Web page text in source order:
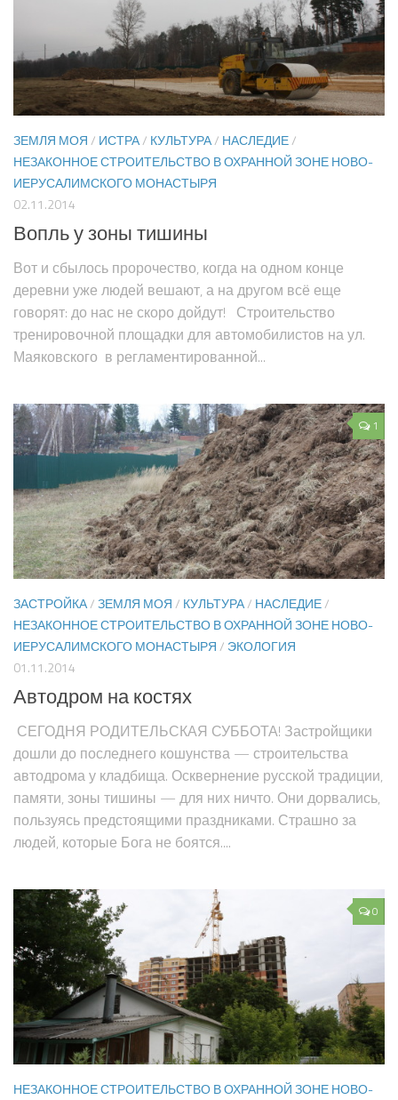
ЗЕМЛЯ МОЯ/ ИСТРА/ КУЛЬТУРА/ НАСЛЕДИЕ/
НЕЗАКОННОЕ СТРОИТЕЛЬСТВО В ОХРАННОЙ ЗОНЕ НОВО-
ИЕРУСАЛИМСКОГО МОНАСТЫРЯ
02.11.2014
Вопль у зоны тишины
Вот и сбылось пророчество, когда на одном конце
деревни уже людей вешают, а на другом всё еще
говорят: до нас не скоро дойдут! Строительство
тренировочной площадки для автомобилистов на ул.
Маяковского в регламентированной...
1
ЗАСТРОЙКА/ЗЕМЛЯ МОЯ/ КУЛЬТУРА/ НАСЛЕДИЕ/
НЕЗАКОННОЕ СТРОИТЕЛЬСТВО В ОХРАННОЙ ЗОНЕ НОВО-
ИЕРУСАЛИМСКОГО МОНАСТЫРЯ/ ЭКОЛОГИЯ
01.11.2014
Автодром на костях
СЕГОДНЯ РОДИТЕЛЬСКАЯ СУББОТА! Застройщики
дошли до последнего кошунства — строительства
автодрома у кладбища. Осквернение русской традиции,
памяти, зоны тишины — для них ничто. Они дорвались,
пользуясь предстоящими праздниками. Страшно за
людей, которые Бога не боятся....
0
НЕЗАКОННОЕ СТРОИТЕЛЬСТВО В ОХРАННОЙ ЗОНЕ НОВО-